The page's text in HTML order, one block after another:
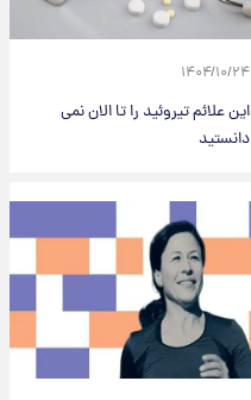
۱۴۰۴/۱۰/۲۴
این علائم تیروئید را تا الان نمی
دانستید